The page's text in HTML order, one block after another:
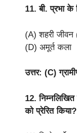
11. बी. प्रभा के
(A) शहरी जीवन
(D) अमूर्त कला
उत्तर: (C)
12.
को प्रेरित किया?